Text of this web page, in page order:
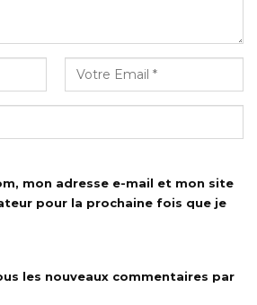
mon adresse e-mail et mon site
pour la prochaine fois que je
les nouveaux commentaires par